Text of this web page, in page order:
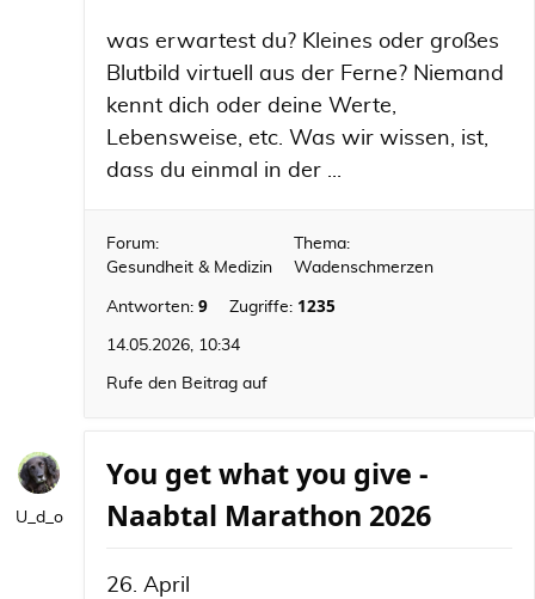
was erwartest du? Kleines oder großes
Blutbild virtuell aus der Ferne? Niemand
kennt dich oder deine Werte,
Lebensweise, etc. Was wir wissen, ist,
dass du einmal in der ...
Forum:
Gesundheit & Medizin
Thema:
Wadenschmerzen
Antworten: 9 Zugriffe: 1235
14.05.2026, 10:34
Rufe den Beitrag auf
U_d_o
You get what you give -
Naabtal Marathon 2026
26. April